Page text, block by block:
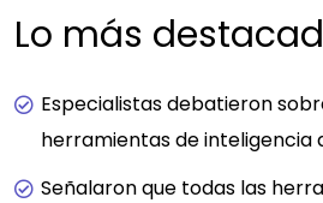
Lo más
Especialistas debatieron
herramientas de inteligencia
Señalaron que todas las